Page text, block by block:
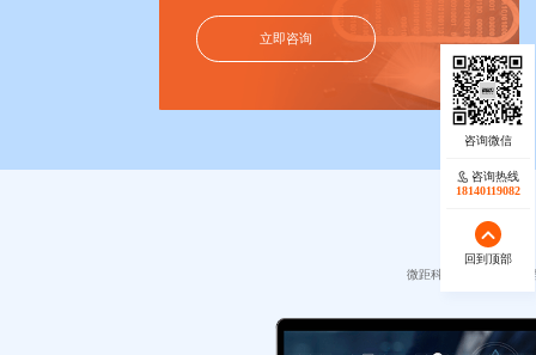
立即咨询
微距科技专注互联网营
咨询热线
18140119082
回到顶部